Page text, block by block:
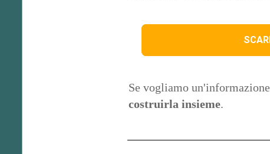
Se vogliamo
costruirla insieme.